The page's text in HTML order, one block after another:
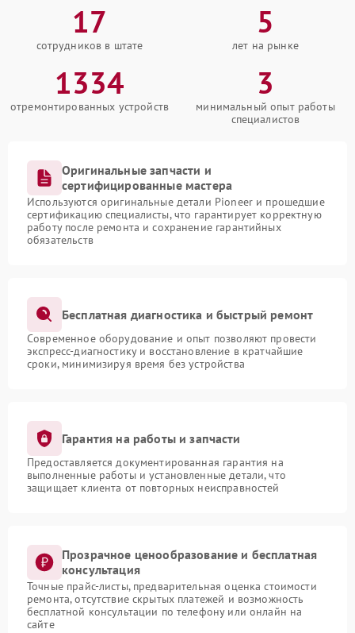
17
сотрудников в штате
5
лет на рынке
1334
отремонтированных устройств
3
минимальный опыт работы
специалистов
Оригинальные запчасти и
сертифицированные мастера
Используются оригинальные детали Pioneer и прошедшие
сертификацию специалисты, что гарантирует корректную
работу после ремонта и сохранение гарантийных
обязательств
Бесплатная диагностика и быстрый ремонт
Современное оборудование и опыт позволяют провести
экспресс-диагностику и восстановление в кратчайшие
сроки, минимизируя время без устройства
Гарантия на работы и запчасти
Предоставляется документированная гарантия на
выполненные работы и установленные детали, что
защищает клиента от повторных неисправностей
Прозрачное ценообразование и бесплатная
консультация
Точные прайс-листы, предварительная оценка стоимости
ремонта, отсутствие скрытых платежей и возможность
бесплатной консультации по телефону или онлайн на
сайте